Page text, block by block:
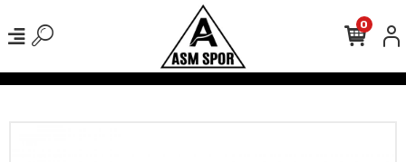
Kargo Ücretsiz! 500 TL Üzeri Tüm Alışverişlerinizde
0